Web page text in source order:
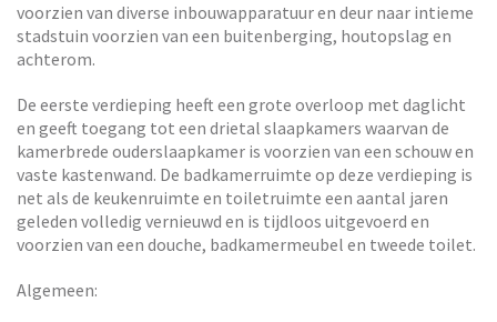
voorzien van diverse inbouwapparatuur en deur naar intieme
stadstuin voorzien van een buitenberging, houtopslag en
achterom.
De eerste verdieping heeft een grote overloop met daglicht
en geeft toegang tot een drietal slaapkamers waarvan de
kamerbrede ouderslaapkamer is voorzien van een schouw en
vaste kastenwand. De badkamerruimte op deze verdieping is
net als de keukenruimte en toiletruimte een aantal jaren
geleden volledig vernieuwd en is tijdloos uitgevoerd en
voorzien van een douche, badkamermeubel en tweede toilet.
Algemeen: